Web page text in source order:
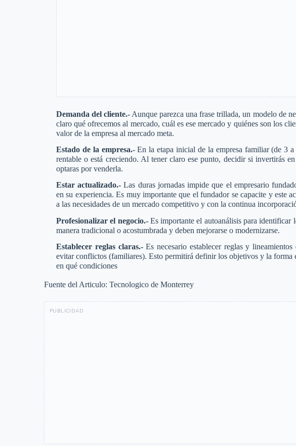
Demanda del cliente.- Aunque parezca una frase trillada, un modelo de
claro qué ofrecemos al mercado, cuál es ese mercado y quiénes son los
valor de la empresa al mercado meta.
Estado de la empresa.-En la etapa inicial de la empresa familiar (de 3
rentable o está creciendo. Al tener claro ese punto, decidir si invertirás
optaras por venderla.
Estar actualizado.-Las duras jornadas impide que el empresario
en su experiencia. Es muy importante que el fundador se capacite y este
a las necesidades de un mercado competitivo y con la continua
Profesionalizar el negocio.-Es importante el autoanálisis para identificar
manera tradicional o acostumbrada y deben mejorarse o modernizarse.
Establecer reglas claras.-Es necesario establecer reglas y
evitar conflictos (familiares). Esto permitirá definir los objetivos y la forma
en qué condiciones
Fuente del Articulo: Tecnologico de Monterrey